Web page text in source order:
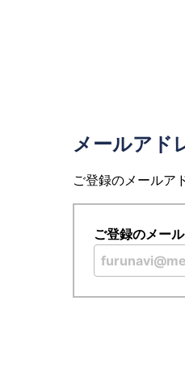
メールアド
ご登録のメールア
ご登録のメー